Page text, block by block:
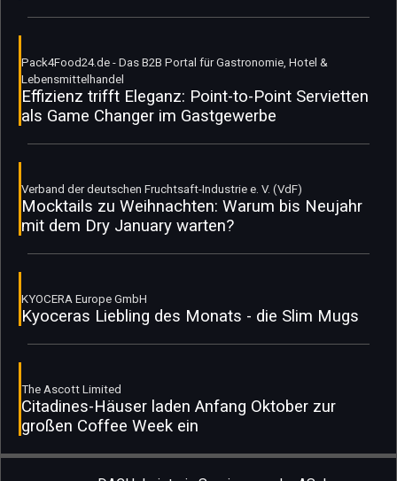
Pack4Food24.de - Das B2B Portal für Gastronomie, Hotel &
Lebensmittelhandel
Effizienz trifft Eleganz: Point-to-Point Servietten
als Game Changer im Gastgewerbe
Verband der deutschen Fruchtsaft-Industrie e. V. (VdF)
Mocktails zu Weihnachten: Warum bis Neujahr
mit dem Dry January warten?
KYOCERA Europe GmbH
Kyoceras Liebling des Monats - die Slim Mugs
The Ascott Limited
Citadines-Häuser laden Anfang Oktober zur
großen Coffee Week ein